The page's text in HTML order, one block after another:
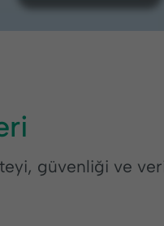
güvenliği ve